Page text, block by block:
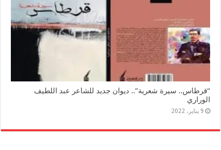
“قرطاس.. سيرة شعرية”.. ديوان جديد للشاعر عبد اللطيف
الوراري
9 يناير، 2022